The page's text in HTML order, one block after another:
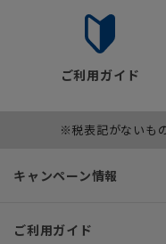
ご利用ガイド
※税表記がないも
キャンペーン情報
ご利用ガイド